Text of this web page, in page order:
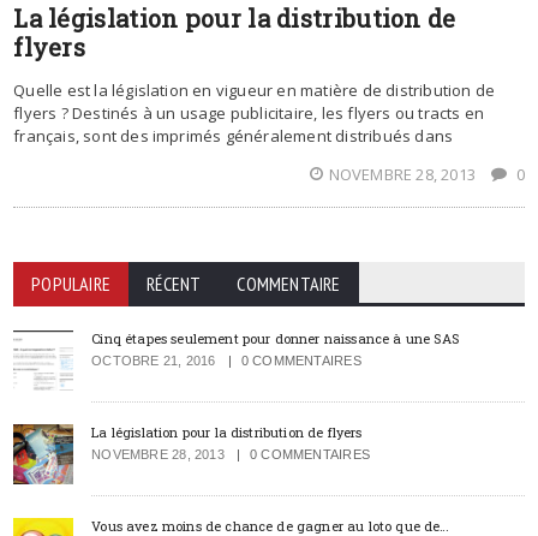
La législation pour la distribution de
flyers
Quelle est la législation en vigueur en matière de distribution de
flyers ? Destinés à un usage publicitaire, les flyers ou tracts en
français, sont des imprimés généralement distribués dans
NOVEMBRE 28, 2013
0
POPULAIRE RÉCENT COMMENTAIRE
Cinq étapes seulement pour donner naissance à une SAS
OCTOBRE 21, 2016 0 COMMENTAIRES
La législation pour la distribution de flyers
NOVEMBRE 28, 2013 0 COMMENTAIRES
Vous avez moins de chance de gagner au loto que de…